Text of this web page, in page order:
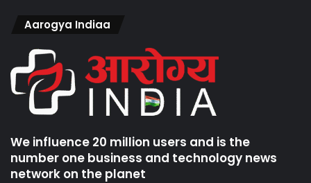
Aarogya Indiaa
We influence 20 million users and is the
number one business and technology news
network on the planet